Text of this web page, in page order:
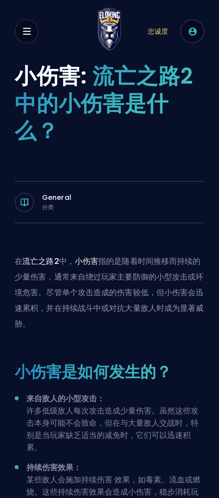
忠诚度
小伤害: 流亡之路2
中的小伤害是什
么？
General
分类
在流亡之路2中， 小伤害指的是随着时间推移而持续的
少量伤害，通常来自绕过玩家主要防御的小型攻击或环
境危害。尽管单个攻击造成的伤害较低，但小伤害会迅
速累积，并在持续战斗中或对抗大量敌人时成为显著威
胁。
小伤害是如何发生的？
来自敌人的小型攻击：
许多低级敌人每次攻击造成少量伤害。虽然这些攻
击本身可能不会致命，但在与大量敌人交战时，特
别是当玩家缺乏适当的减免时，它们可以迅速积
累。
持续伤害效果：
某些敌人会施加持续伤害 效果，如毒素、流血或燃
烧。这些持续伤害效果会造成小伤害，稳步消耗玩